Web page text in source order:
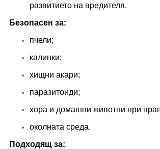
развитието на вредителя.
Безопасен за:
пчели;
калинки;
хищни акари;
паразитоиди;
хора и домашни животни при
околната среда.
Подходящ за: